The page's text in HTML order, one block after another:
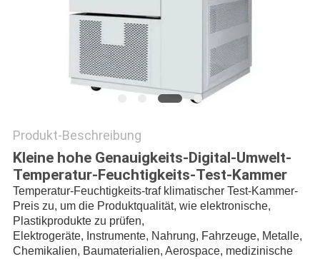
Produkt-Beschreibung
Kleine hohe Genauigkeits-Digital-Umwelt-
Temperatur-Feuchtigkeits-Test-Kammer
Temperatur-Feuchtigkeits-traf klimatischer Test-Kammer-
Preis zu, um die Produktqualität, wie elektronische,
Plastikprodukte zu prüfen,
Elektrogeräte, Instrumente, Nahrung, Fahrzeuge, Metalle,
Chemikalien, Baumaterialien, Aerospace, medizinische